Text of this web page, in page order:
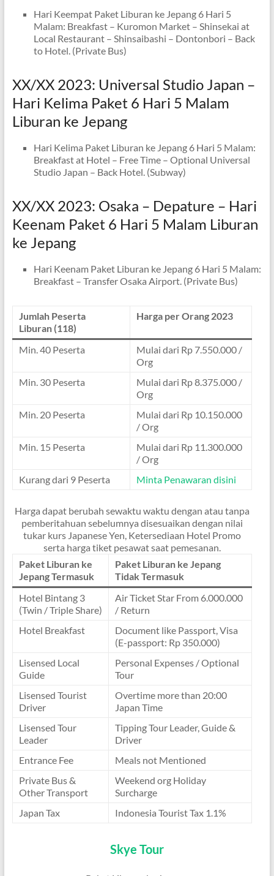
Hari Keempat Paket Liburan ke Jepang 6 Hari 5
Malam: Breakfast – Kuromon Market – Shinsekai at
Local Restaurant – Shinsaibashi – Dontonbori – Back
to Hotel. (Private Bus)
XX/XX 2023: Universal Studio Japan –
Hari Kelima Paket 6 Hari 5 Malam
Liburan ke Jepang
Hari Kelima Paket Liburan ke Jepang 6 Hari 5 Malam:
Breakfast at Hotel – Free Time – Optional Universal
Studio Japan – Back Hotel. (Subway)
XX/XX 2023: Osaka – Depature – Hari
Keenam Paket 6 Hari 5 Malam Liburan
ke Jepang
Hari Keenam Paket Liburan ke Jepang 6 Hari 5 Malam:
Breakfast – Transfer Osaka Airport. (Private Bus)
Jumlah Peserta
Liburan (118)
Harga per Orang 2023
Min. 40 Peserta
Mulai dari Rp 7.550.000 /
Org
Min. 30 Peserta
Mulai dari Rp 8.375.000 /
Org
Min. 20 Peserta
Mulai dari Rp 10.150.000
/ Org
Min. 15 Peserta
Mulai dari Rp 11.300.000
/ Org
Kurang dari 9 Peserta
Minta Penawaran disini
Harga dapat berubah sewaktu waktu dengan atau tanpa
pemberitahuan sebelumnya disesuaikan dengan nilai
tukar kurs Japanese Yen, Ketersediaan Hotel Promo
serta harga tiket pesawat saat pemesanan.
Paket Liburan ke
Jepang Termasuk
Paket Liburan ke Jepang
Tidak Termasuk
Hotel Bintang 3
(Twin / Triple Share)
Air Ticket Star From 6.000.000
/ Return
Hotel Breakfast
Document like Passport, Visa
(E-passport: Rp 350.000)
Lisensed Local
Guide
Personal Expenses / Optional
Tour
Lisensed Tourist
Driver
Overtime more than 20:00
Japan Time
Lisensed Tour
Leader
Tipping Tour Leader, Guide &
Driver
Entrance Fee
Meals not Mentioned
Private Bus &
Other Transport
Weekend org Holiday
Surcharge
Japan Tax
Indonesia Tourist Tax 1.1%
Skye Tour